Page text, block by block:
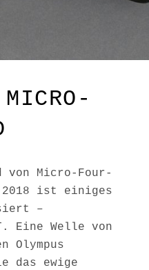
von Micro-Four-
2018 ist einiges
–
Eine Welle von
Olympus
das ewige